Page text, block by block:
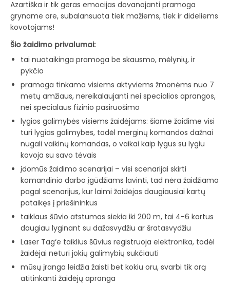
Azartiška ir tik geras emocijas dovanojanti pramoga
gryname ore, subalansuota tiek mažiems, tiek ir dideliems
kovotojams!
Šio žaidimo privalumai:
tai nuotaikinga pramoga be skausmo, mėlynių, ir
pykčio
pramoga tinkama visiems aktyviems žmonėms nuo 7
metų amžiaus, nereikalaujanti nei specialios aprangos,
nei specialaus fizinio pasiruošimo
lygios galimybės visiems žaidėjams: šiame žaidime visi
turi lygias galimybes, todėl merginų komandos dažnai
nugali vaikinų komandas, o vaikai kaip lygus su lygiu
kovoja su savo tėvais
įdomūs žaidimo scenarijai – visi scenarijai skirti
komandinio darbo įgūdžiams lavinti, tad nėra žaidžiama
pagal scenarijus, kur laimi žaidėjas daugiausiai kartų
pataikęs į priešininkus
taiklaus šūvio atstumas siekia iki 200 m, tai 4-6 kartus
daugiau lyginant su dažasvydžiu ar šratasvydžiu
Laser Tag‘e taiklius šūvius registruoja elektronika, todėl
žaidėjai neturi jokių galimybių sukčiauti
mūsų įranga leidžia žaisti bet kokiu oru, svarbi tik orą
atitinkanti žaidėjų apranga